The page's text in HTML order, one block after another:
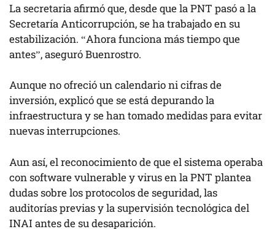
La secretaria afirmó que, desde que la PNT pasó a la
Secretaría Anticorrupción, se ha trabajado en su
estabilización. “Ahora funciona más tiempo que
antes”, aseguró Buenrostro.
Aunque no ofreció un calendario ni cifras de
inversión, explicó que se está depurando la
infraestructura y se han tomado medidas para evitar
nuevas interrupciones.
Aun así, el reconocimiento de que el sistema operaba
con software vulnerable y virus en la PNT plantea
dudas sobre los protocolos de seguridad, las
auditorías previas y la supervisión tecnológica del
INAI antes de su desaparición.